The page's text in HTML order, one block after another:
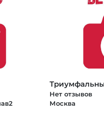
Нет отзывов
Москва